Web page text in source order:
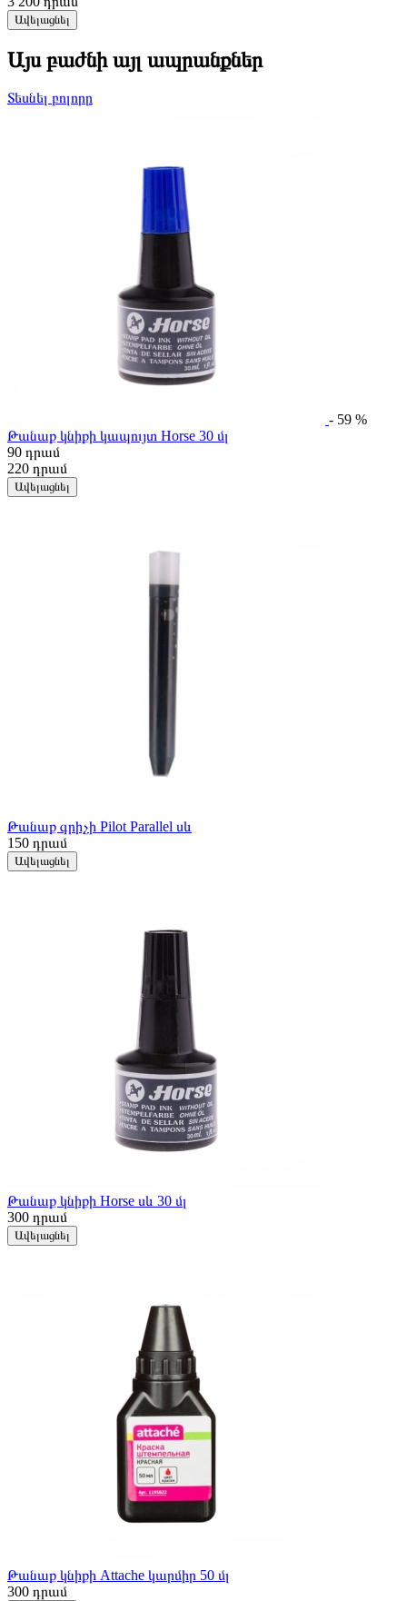
Ավելացնել
Այս բաժնի այլ ապրանքներ
Տեսնել բոլորը
- 59 %
Թանաք կնիքի կապույտ Horse 30 մլ
90 դրամ
220 դրամ
Ավելացնել
Թանաք գրիչի Pilot Parallel սև
150 դրամ
Ավելացնել
Թանաք կնիքի Horse սև 30 մլ
300 դրամ
Ավելացնել
Թանաք կնիքի Attache կարմիր 50 մլ
300 դրամ